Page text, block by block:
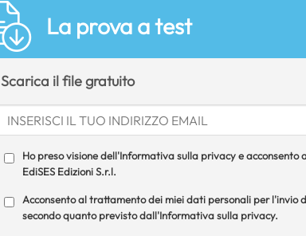
La prova a test
Scarica il file gratuito
Ho preso visione dell'Informativa sulla privacy e
EdiSES Edizioni S.r.l.
Acconsento al trattamento dei miei dati personali per l'invio
secondo quanto previsto dall'Informativa sulla privacy.